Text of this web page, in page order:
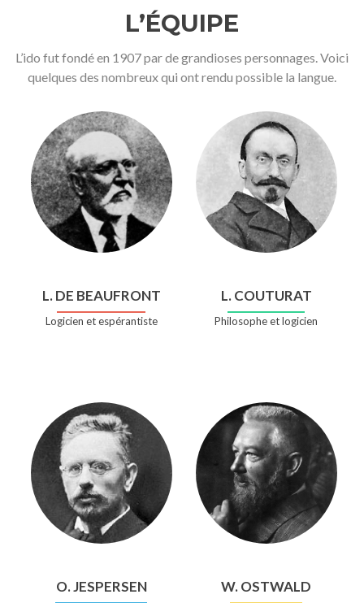
L’ÉQUIPE
L’ido fut fondé en 1907 par de grandioses personnages. Voici
quelques des nombreux qui ont rendu possible la langue.
L. DE BEAUFRONT
Logicien et espérantiste
L. COUTURAT
Philosophe et logicien
O. JESPERSEN W. OSTWALD